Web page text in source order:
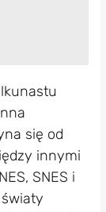
się od
innymi
SNES i